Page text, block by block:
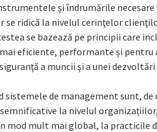
și îndrumările
se ridică la nivelul cerinţelor
se bazează pe principii care
eficiente, performante și pentru
a muncii şi a unei
de management sunt,
la nivelul
mod mult mai global, la practicile